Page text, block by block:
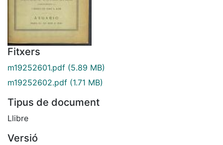
Fitxers
m19252601.pdf (5.89 MB)
m19252602.pdf (1.71 MB)
Tipus de document
Llibre
Versió